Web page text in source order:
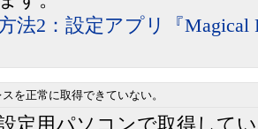
方法2：設定アプリ『
を正常に取得できていない。
定用パソコンで取得して